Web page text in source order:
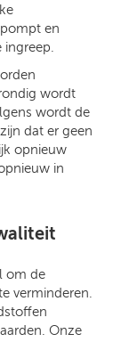
en
ingreep.
wordt
wordt de
dat er geen
opnieuw
in
om de
verminderen.
Onze